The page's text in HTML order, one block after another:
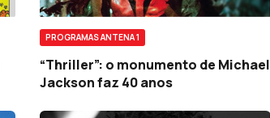
PROGRAMAS ANTENA 1
“Thriller”: o monumento de Michael
Jackson faz 40 anos